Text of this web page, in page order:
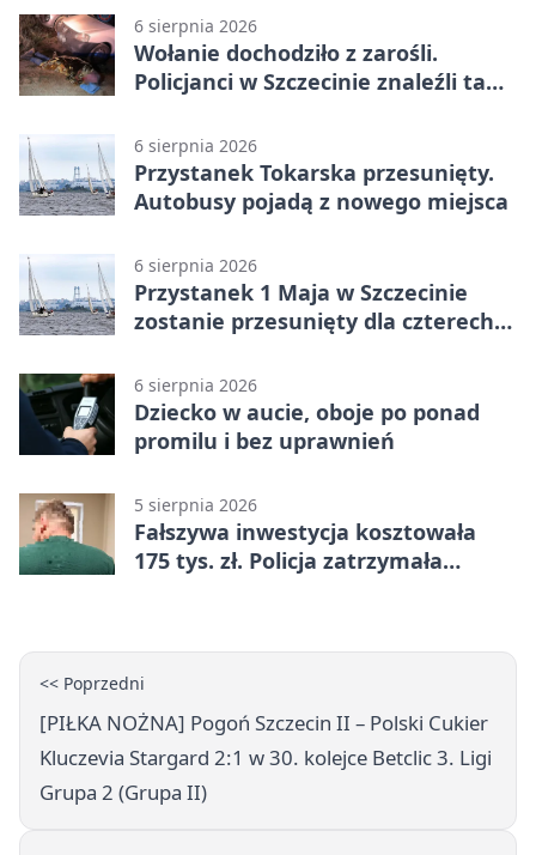
6 sierpnia 2026
Wołanie dochodziło z zarośli.
Policjanci w Szczecinie znaleźli tam
6 sierpnia 2026
Przystanek Tokarska przesunięty.
Autobusy pojadą z nowego miejsca
6 sierpnia 2026
Przystanek 1 Maja w Szczecinie
zostanie przesunięty dla czterech
6 sierpnia 2026
Dziecko w aucie, oboje po ponad
promilu i bez uprawnień
5 sierpnia 2026
Fałszywa inwestycja kosztowała
175 tys. zł. Policja zatrzymała
<< Poprzedni
[PIŁKA NOŻNA] Pogoń Szczecin II – Polski Cukier
Kluczevia Stargard 2:1 w 30. kolejce Betclic 3. Ligi
Grupa 2 (Grupa II)